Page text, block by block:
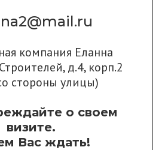
компания Еланна
д.4, корп.2
стороны улицы)
о своем
визите.
Вас ждать!